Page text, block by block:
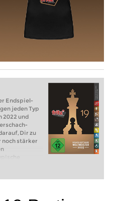
Endspiel-
jeden Typ
2022 und
Dir zu
noch stärker
Turnieren
aber